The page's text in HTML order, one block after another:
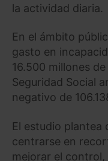
la actividad diaria.
En el ámbito
gasto en
16.500 millones
Seguridad Social
negativo de
El estudio plantea
centrarse en
mejorar el